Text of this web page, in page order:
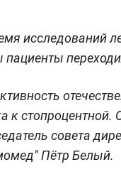
исследований
пациенты
к стопроцентной.
совета
Пётр Белый.